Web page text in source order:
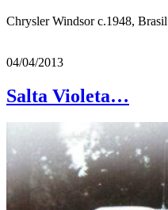
Chrysler Windsor c.1948,
04/04/2013
Salta Violeta…